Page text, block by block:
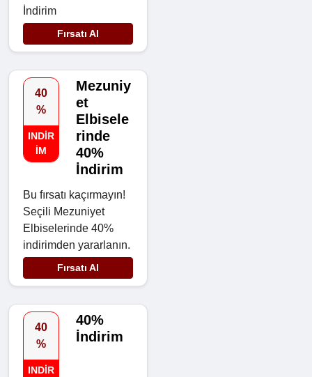
İndirim
Fırsatı Al
40
%
INDIR
IM
Mezuniy
et
Elbisele
rinde
40%
İndirim
Bu fırsatı kaçırmayın!
Seçili Mezuniyet
Elbiselerinde 40%
indirimden yararlanın.
Fırsatı Al
40
%
INDIR
40%
İndirim